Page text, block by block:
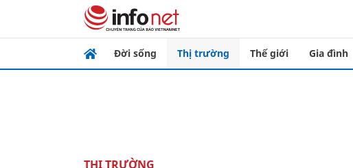
Đời sống Thị trường Thế giới Gia đình
THỊ TRƯỜNG